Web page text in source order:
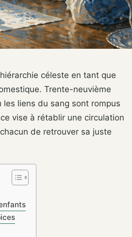
céleste en tant que
Trente-neuvième
liens du sang sont rompus
vise à rétablir une circulation
de retrouver sa juste